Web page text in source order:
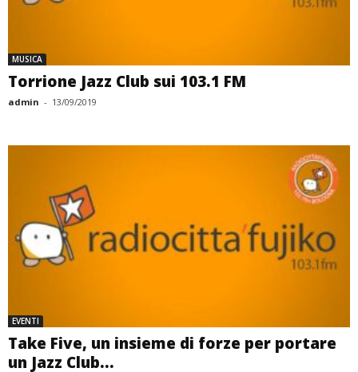
MUSICA
Torrione Jazz Club sui 103.1 FM
admin - 13/09/2019
EVENTI
Take Five, un insieme di forze per portare
un Jazz Club...